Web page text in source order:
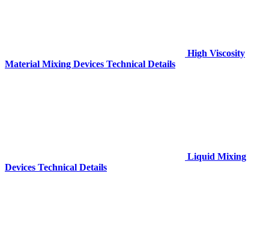
High Viscosity
Material Mixing Devices Technical Details
Liquid Mixing
Devices Technical Details